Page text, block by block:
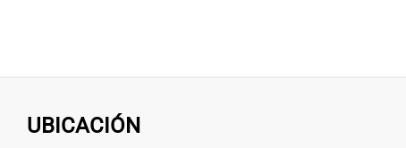
UBICACIÓN